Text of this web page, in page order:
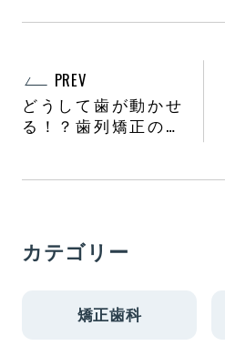
PREV
どうして歯が動かせ
る！？歯列矯正のメ
カテゴリー
矯正歯科